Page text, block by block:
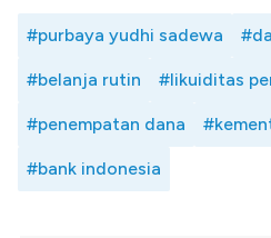
#purbaya yudhi sadewa
#belanja rutin #likuiditas
#penempatan dana
#bank indonesia